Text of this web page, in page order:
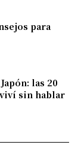
para
las 20
sin hablar